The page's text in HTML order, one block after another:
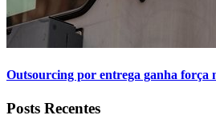
Outsourcing por entrega ganha força
Posts Recentes